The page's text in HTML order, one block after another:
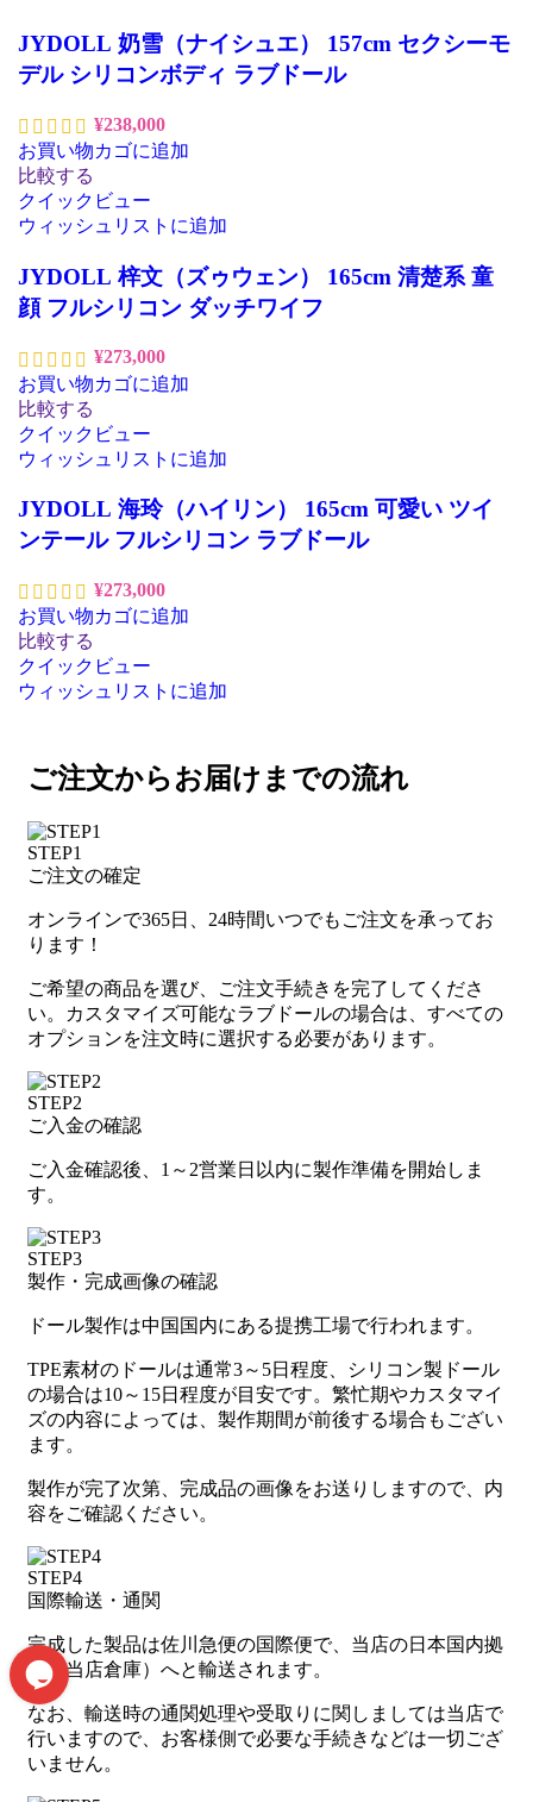
JYDOLL 奶雪（ナイシュエ） 157cm セクシーモ
デル シリコンボディ ラブドール
¥238,000
お買い物カゴに追加
比較する
クイックビュー
ウィッシュリストに追加
JYDOLL 梓文（ズゥウェン） 165cm 清楚系 童
顔 フルシリコン ダッチワイフ
¥273,000
お買い物カゴに追加
比較する
クイックビュー
ウィッシュリストに追加
JYDOLL 海玲（ハイリン） 165cm 可愛い ツイ
ンテール フルシリコン ラブドール
¥273,000
お買い物カゴに追加
比較する
クイックビュー
ウィッシュリストに追加
ご注文からお届けまでの流れ
STEP1
ご注文の確定
オンラインで365日、24時間いつでもご注文を承ってお
ります！
ご希望の商品を選び、ご注文手続きを完了してくださ
い。カスタマイズ可能なラブドールの場合は、すべての
オプションを注文時に選択する必要があります。
STEP2
ご入金の確認
ご入金確認後、1～2営業日以内に製作準備を開始しま
す。
STEP3
製作・完成画像の確認
ドール製作は中国国内にある提携工場で行われます。
TPE素材のドールは通常3～5日程度、シリコン製ドール
の場合は10～15日程度が目安です。繁忙期やカスタマイ
ズの内容によっては、製作期間が前後する場合もござい
ます。
製作が完了次第、完成品の画像をお送りしますので、内
容をご確認ください。
STEP4
国際輸送・通関
完成した製品は佐川急便の国際便で、当店の日本国内拠
点（当店倉庫）へと輸送されます。
なお、輸送時の通関処理や受取りに関しましては当店で
行いますので、お客様側で必要な手続きなどは一切ござ
いません。